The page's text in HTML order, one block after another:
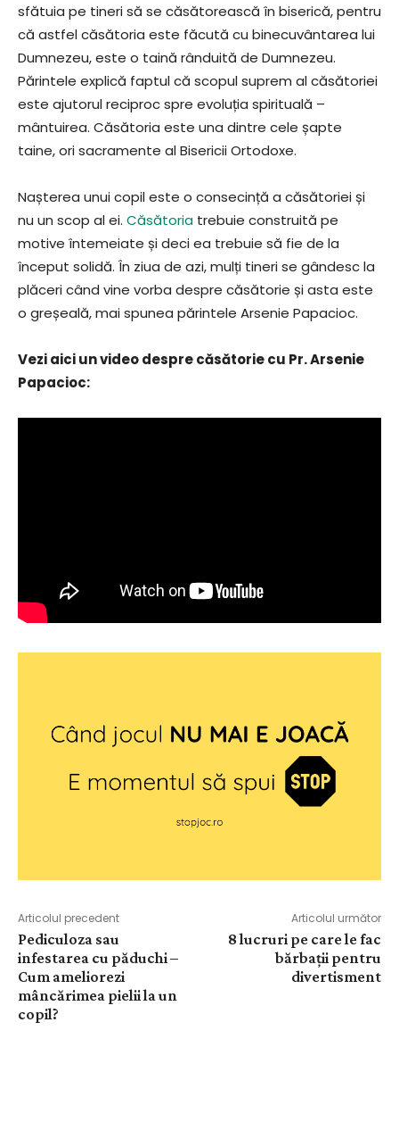
sfătuia pe tineri să se căsătorească în biserică, pentru
că astfel căsătoria este făcută cu binecuvântarea lui
Dumnezeu, este o taină rânduită de Dumnezeu.
Părintele explică faptul că scopul suprem al căsătoriei
este ajutorul reciproc spre evoluția spirituală –
mântuirea. Căsătoria este una dintre cele șapte
taine, ori sacramente al Bisericii Ortodoxe.
Nașterea unui copil este o consecință a căsătoriei și
nu un scop al ei. Căsătoria trebuie construită pe
motive întemeiate și deci ea trebuie să fie de la
început solidă. În ziua de azi, mulți tineri se gândesc la
plăceri când vine vorba despre căsătorie și asta este
o greșeală, mai spunea părintele Arsenie Papacioc.
Vezi aici un video despre căsătorie cu Pr. Arsenie
Papacioc:
Articolul precedent
Pediculoza sau
infestarea cu păduchi –
Cum ameliorezi
mâncărimea pielii la un
copil?
Articolul următor
8 lucruri pe care le fac
bărbații pentru
divertisment